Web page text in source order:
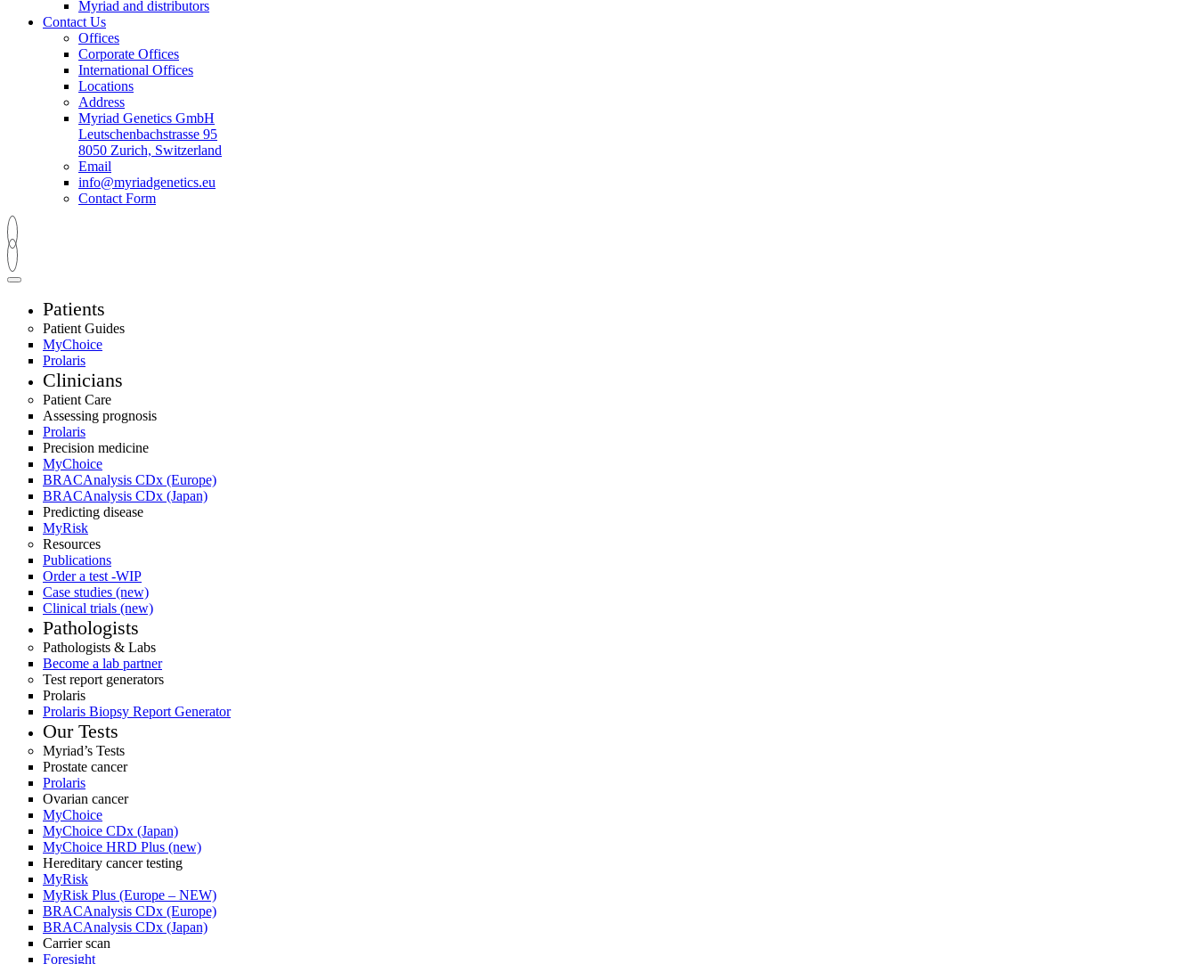
Myriad and distributors
Contact Us
Offices
Corporate Offices
International Offices
Locations
Address
Myriad Genetics GmbH
Leutschenbachstrasse 95
8050 Zurich, Switzerland
Email
info@myriadgenetics.eu
Contact Form
Patients
Patient Guides
MyChoice
Prolaris
Clinicians
Patient Care
Assessing prognosis
Prolaris
Precision medicine
MyChoice
BRACAnalysis CDx (Europe)
BRACAnalysis CDx (Japan)
Predicting disease
MyRisk
Resources
Publications
Order a test -WIP
Case studies (new)
Clinical trials (new)
Pathologists
Pathologists & Labs
Become a lab partner
Test report generators
Prolaris
Prolaris Biopsy Report Generator
Our Tests
Myriad’s Tests
Prostate cancer
Prolaris
Ovarian cancer
MyChoice
MyChoice CDx (Japan)
MyChoice HRD Plus (new)
Hereditary cancer testing
MyRisk
MyRisk Plus (Europe – NEW)
BRACAnalysis CDx (Europe)
BRACAnalysis CDx (Japan)
Carrier scan
Foresight